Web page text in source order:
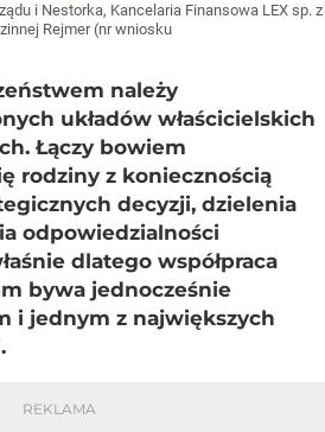
i Nestorka, Kancelaria Finansowa LEX sp. z
Rejmer (nr wniosku
należy
układów właścicielskich
Łączy bowiem
rodziny z koniecznością
decyzji, dzielenia
odpowiedzialności
dlatego współpraca
bywa jednocześnie
i jednym z największych